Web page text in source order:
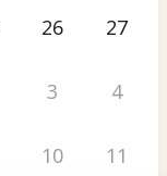
26 27
3 4
10 11